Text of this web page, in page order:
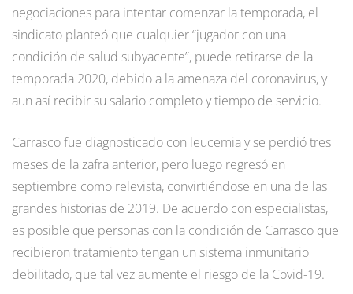
negociaciones para intentar comenzar la temporada, el
sindicato planteó que cualquier “jugador con una
condición de salud subyacente”, puede retirarse de la
temporada 2020, debido a la amenaza del coronavirus, y
aun así recibir su salario completo y tiempo de servicio.
Carrasco fue diagnosticado con leucemia y se perdió tres
meses de la zafra anterior, pero luego regresó en
septiembre como relevista, convirtiéndose en una de las
grandes historias de 2019. De acuerdo con especialistas,
es posible que personas con la condición de Carrasco que
recibieron tratamiento tengan un sistema inmunitario
debilitado, que tal vez aumente el riesgo de la Covid-19.